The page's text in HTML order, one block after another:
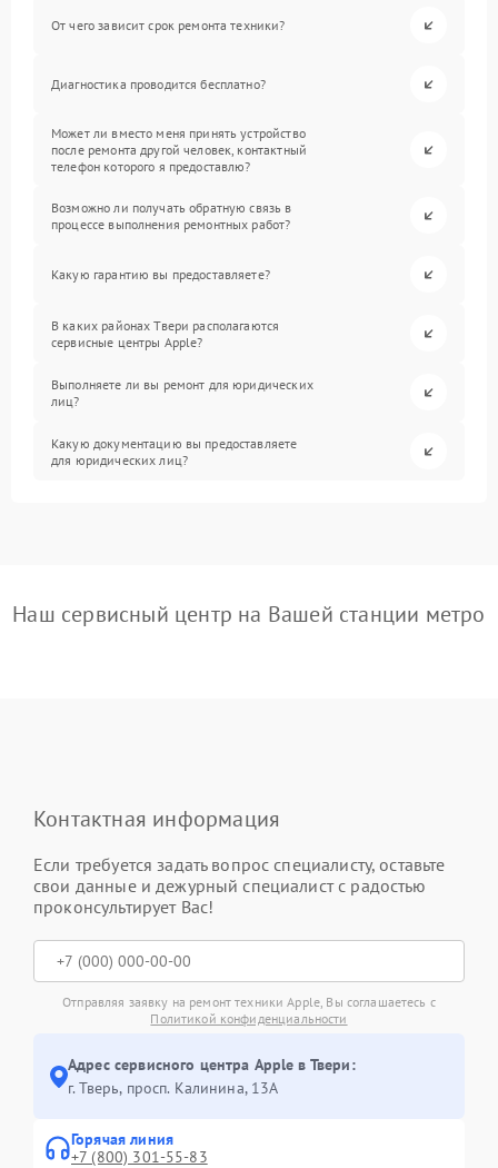
От чего зависит срок ремонта техники?
Диагностика проводится бесплатно?
Может ли вместо меня принять устройство
после ремонта другой человек, контактный
телефон которого я предоставлю?
Возможно ли получать обратную связь в
процессе выполнения ремонтных работ?
Какую гарантию вы предоставляете?
В каких районах Твери располагаются
сервисные центры Apple?
Выполняете ли вы ремонт для юридических
лиц?
Какую документацию вы предоставляете
для юридических лиц?
Наш сервисный центр на Вашей станции метро
Контактная информация
Если требуется задать вопрос специалисту, оставьте
свои данные и дежурный специалист с радостью
проконсультирует Вас!
Отправляя заявку на ремонт техники Apple, Вы соглашаетесь с
Политикой конфиденциальности
Адрес сервисного центра Apple в Твери:
г. Тверь, просп. Калинина, 13А
Горячая линия
+7 (800) 301-55-83